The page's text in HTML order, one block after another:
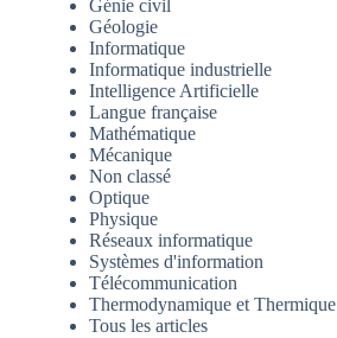
Génie civil
Géologie
Informatique
Informatique industrielle
Intelligence Artificielle
Langue française
Mathématique
Mécanique
Non classé
Optique
Physique
Réseaux informatique
Systèmes d'information
Télécommunication
Thermodynamique et Thermique
Tous les articles